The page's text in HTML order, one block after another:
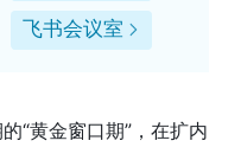
飞书会议室
“黄金窗口期”，在扩内